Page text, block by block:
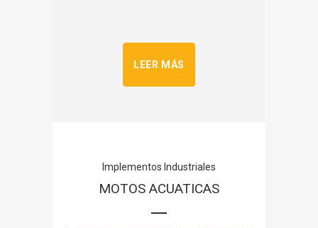
LEER MÁS
Implementos Industriales
MOTOS ACUATICAS